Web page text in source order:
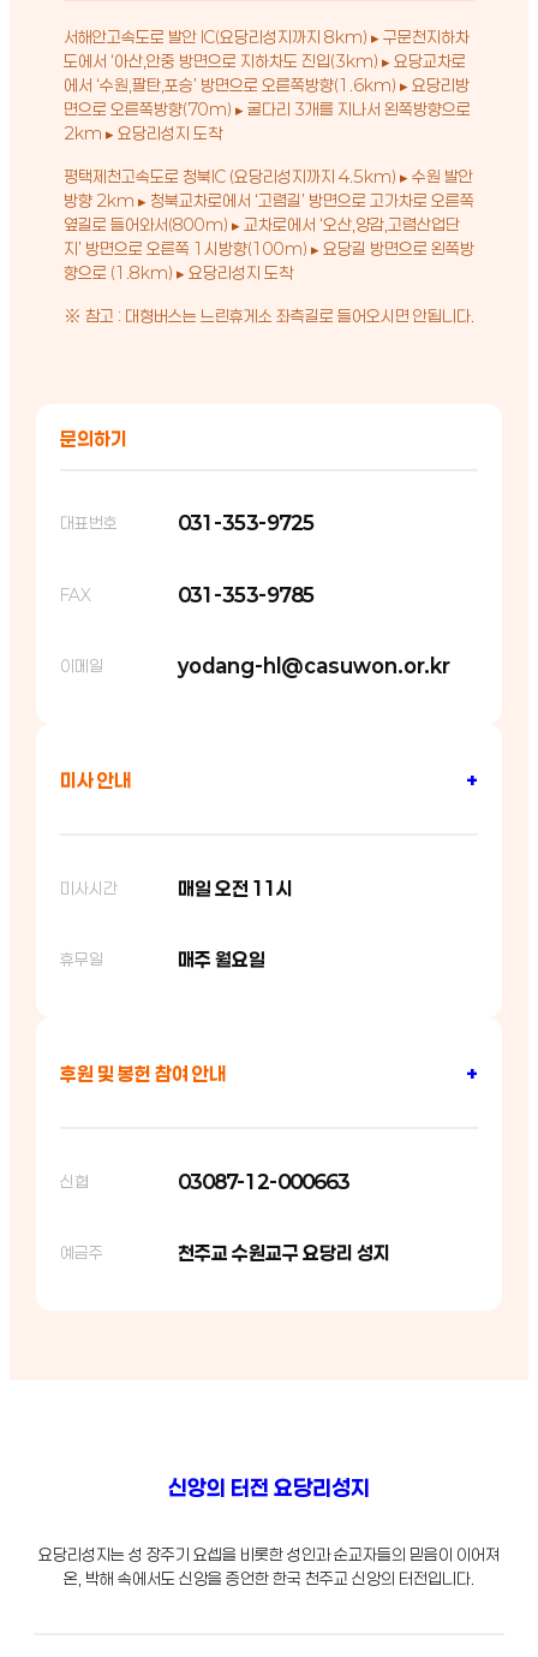
서해안고속도로 발안 IC(요당리성지까지 8km) ▸ 구문천지하차
도에서 ‘아산,안중 방면으로 지하차도 진입(3km) ▸ 요당교차로
에서 ‘수원,팔탄,포승’ 방면으로 오른쪽방향(1.6km) ▸ 요당리방
면으로 오른쪽방향(70m) ▸ 굴다리 3개를 지나서 왼쪽방향으로
2km ▸ 요당리성지 도착
평택제천고속도로 청북IC (요당리성지까지 4.5km) ▸ 수원 발안
방향 2km ▸ 청북교차로에서 ‘고렴길’ 방면으로 고가차로 오른쪽
옆길로 들어와서(800m) ▸ 교차로에서 ‘오산,양감,고렴산업단
지’ 방면으로 오른쪽 1시방향(100m) ▸ 요당길 방면으로 왼쪽방
향으로 (1.8km) ▸ 요당리성지 도착
※ 참고 : 대형버스는 느린휴게소 좌측길로 들어오시면 안됩니다.
문의하기
대표번호 031-353-9725
FAX 031-353-9785
이메일 yodang-hl@casuwon.or.kr
미사 안내 +
미사시간 매일 오전 11시
휴무일 매주 월요일
후원 및 봉헌 참여 안내 +
신협 03087-12-000663
예금주 천주교 수원교구 요당리 성지
신앙의 터전 요당리성지
요당리성지는 성 장주기 요셉을 비롯한 성인과 순교자들의 믿음이 이어져
온, 박해 속에서도 신앙을 증언한 한국 천주교 신앙의 터전입니다.